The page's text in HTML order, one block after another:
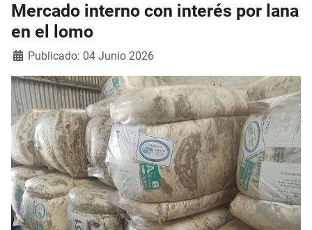
Mercado interno con interés por lana
en el lomo
Detalles
Publicado: 04 Junio 2026